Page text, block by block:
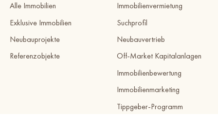
Alle Immobilien
Exklusive Immobilien
Neubauprojekte
Referenzobjekte
Immobilienvermietung
Suchprofil
Neubauvertrieb
Off-Market Kapitalanlagen
Immobilienbewertung
Immobilienmarketing
Tippgeber-Programm